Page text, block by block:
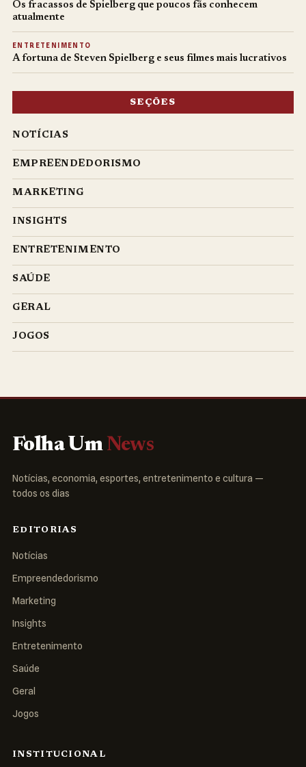
Os fracassos de Spielberg que poucos fãs conhecem
atualmente
ENTRETENIMENTO
A fortuna de Steven Spielberg e seus filmes mais lucrativos
SEÇÕES
NOTÍCIAS
EMPREENDEDORISMO
MARKETING
INSIGHTS
ENTRETENIMENTO
SAÚDE
GERAL
JOGOS
Folha Um News
Notícias, economia, esportes, entretenimento e cultura —
todos os dias
EDITORIAS
Notícias
Empreendedorismo
Marketing
Insights
Entretenimento
Saúde
Geral
Jogos
INSTITUCIONAL